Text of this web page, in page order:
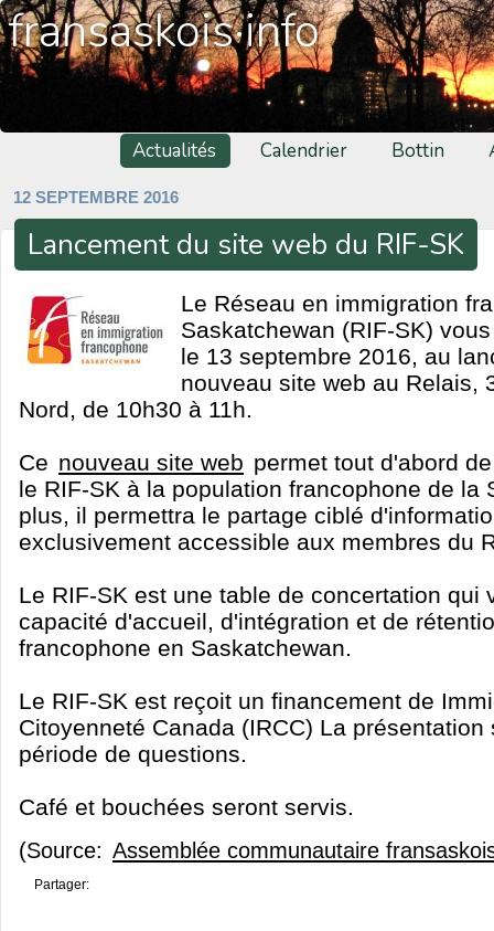
fransaskois·info
Actualités Calendrier Bottin
12 SEPTEMBRE 2016
Lancement du site web du RIF-SK
Le Réseau en immigration
Saskatchewan (RIF-SK)
le 13 septembre 2016, au
nouveau site web au Relais,
Nord, de 10h30 à 11h.
Ce nouveau site web permet tout d'abord
le RIF-SK à la population francophone de la
plus, il permettra le partage ciblé
exclusivement accessible aux membres du
Le RIF-SK est une table de concertation qui
capacité d'accueil, d'intégration et de
francophone en Saskatchewan.
Le RIF-SK est reçoit un financement de
Citoyenneté Canada (IRCC) La
période de questions.
Café et bouchées seront servis.
(Source: Assemblée communautaire
Partager: